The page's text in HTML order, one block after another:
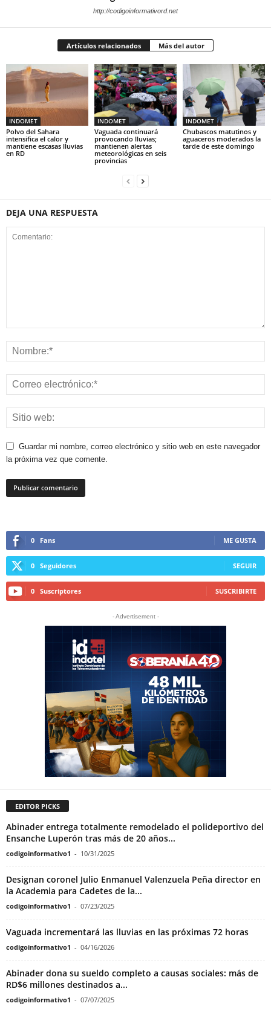
http://codigoinformativord.net
Artículos relacionados Más del autor
INDOMET
Polvo del Sahara
intensifica el calor y
mantiene escasas lluvias
en RD
INDOMET
Vaguada continuará
provocando lluvias;
mantienen alertas
meteorológicas en seis
provincias
INDOMET
Chubascos matutinos y
aguaceros moderados la
tarde de este domingo
DEJA UNA RESPUESTA
Guardar mi nombre, correo electrónico y sitio web en este navegador
la próxima vez que comente.
0 Fans ME GUSTA
0 Seguidores SEGUIR
0 Suscriptores SUSCRIBIRTE
- Advertisement -
EDITOR PICKS
Abinader entrega totalmente remodelado el polideportivo del
Ensanche Luperón tras más de 20 años...
codigoinformativo1 - 10/31/2025
Designan coronel Julio Enmanuel Valenzuela Peña director en
la Academia para Cadetes de la...
codigoinformativo1 - 07/23/2025
Vaguada incrementará las lluvias en las próximas 72 horas
codigoinformativo1 - 04/16/2026
Abinader dona su sueldo completo a causas sociales: más de
RD$6 millones destinados a...
codigoinformativo1 - 07/07/2025